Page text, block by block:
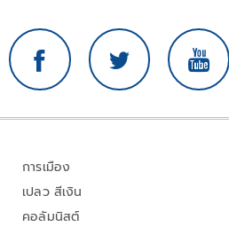
การเมือง
เปลว สีเงิน
คอลัมนิสต์